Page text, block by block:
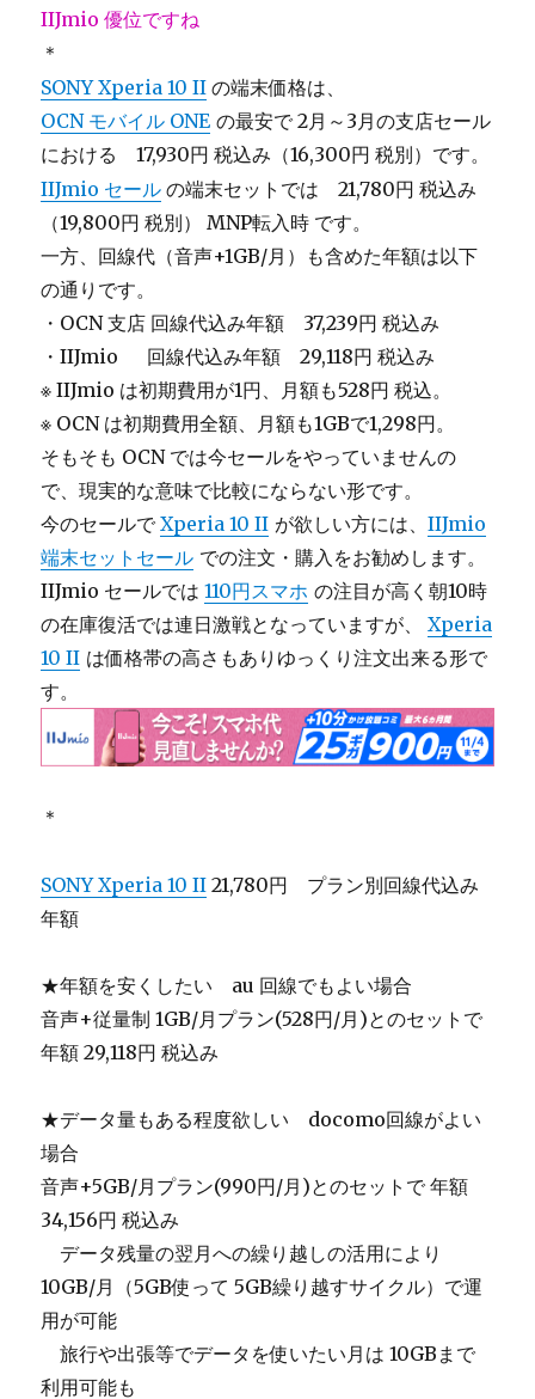
IIJmio 優位ですね
＊
SONY Xperia 10 II の端末価格は、
OCN モバイル ONE の最安で 2月～3月の支店セール
における 17,930円 税込み（16,300円 税別）です。
IIJmio セール の端末セットでは 21,780円 税込み
（19,800円 税別） MNP転入時 です。
一方、回線代（音声+1GB/月）も含めた年額は以下
の通りです。
・OCN 支店 回線代込み年額 37,239円 税込み
・IIJmio 回線代込み年額 29,118円 税込み
※ IIJmio は初期費用が1円、月額も528円 税込。
※ OCNは初期費用全額、月額も1GBで1,298円。
そもそも OCN では今セールをやっていませんの
で、現実的な意味で比較にならない形です。
今のセールでXperia 10 II が欲しい方には、IIJmio
端末セットセール での注文・購入をお勧めします。
IIJmio セールでは110円スマホ の注目が高く朝10時
の在庫復活では連日激戦となっていますが、Xperia
10 II は価格帯の高さもありゆっくり注文出来る形で
す。
＊
SONY Xperia 10 II 21,780円 プラン別回線代込み
年額
★年額を安くしたい au 回線でもよい場合
音声+従量制 1GB/月プラン(528円/月)とのセットで
年額 29,118円 税込み
★データ量もある程度欲しい docomo回線がよい
場合
音声+5GB/月プラン(990円/月)とのセットで 年額
34,156円 税込み
データ残量の翌月への繰り越しの活用により
10GB/月（5GB使って 5GB繰り越すサイクル）で運
用が可能
＿旅行や出張等でデータを使いたい月は 10GBまで
利用可能も